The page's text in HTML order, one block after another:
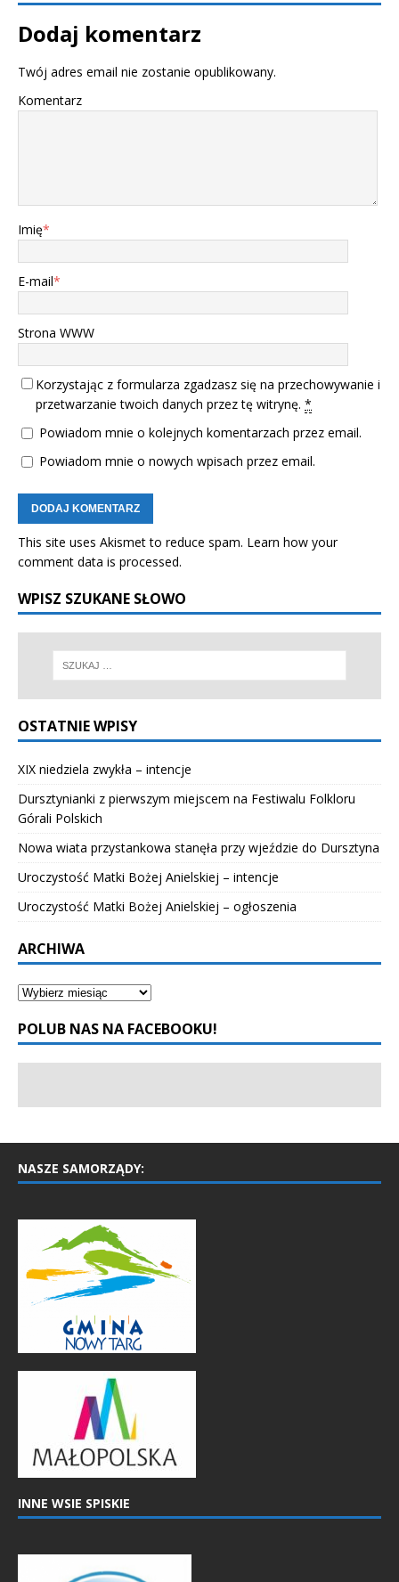
Dodaj komentarz
Twój adres email nie zostanie opublikowany.
Komentarz
Imię*
E-mail*
Strona WWW
Korzystając z formularza zgadzasz się na przechowywanie i
przetwarzanie twoich danych przez tę witrynę. *
Powiadom mnie o kolejnych komentarzach przez email.
Powiadom mnie o nowych wpisach przez email.
This site uses Akismet to reduce spam. Learn how your
comment data is processed.
WPISZ SZUKANE SŁOWO
OSTATNIE WPISY
XIX niedziela zwykła – intencje
Dursztynianki z pierwszym miejscem na Festiwalu Folkloru
Górali Polskich
Nowa wiata przystankowa stanęła przy wjeździe do Dursztyna
Uroczystość Matki Bożej Anielskiej – intencje
Uroczystość Matki Bożej Anielskiej – ogłoszenia
ARCHIWA
POLUB NAS NA FACEBOOKU!
NASZE SAMORZĄDY:
INNE WSIE SPISKIE